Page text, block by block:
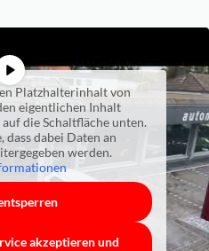
Platzhalterinhalt von
eigentlichen Inhalt
die Schaltfläche unten.
dass dabei Daten an
werden.
akzeptieren und